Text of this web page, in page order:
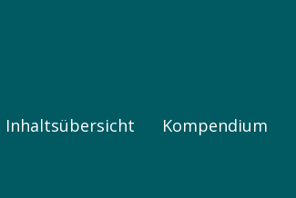
Inhaltsübersicht Kompendium